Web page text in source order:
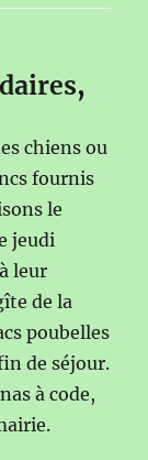
,
chiens ou
fournis
le
jeudi
leur
de la
poubelles
de séjour.
à code,